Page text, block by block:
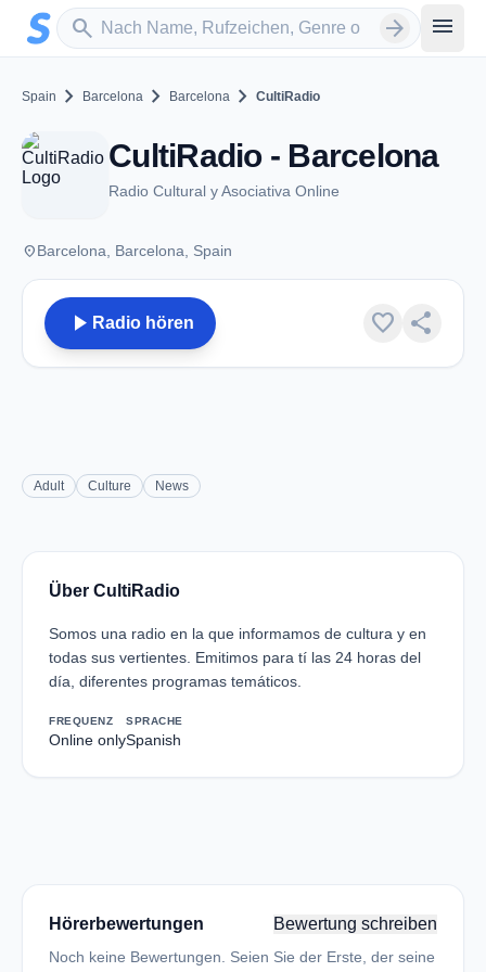
Zum Hauptinhalt springen
search
Sender suchen arrow_forward menu
Spain chevron_right Barcelona chevron_right Barcelona chevron_right CultiRadio
CultiRadio - Barcelona
Radio Cultural y Asociativa Online
placeBarcelona, Barcelona, Spain
play_arrow Radio hören favorite share
Adult Culture News
Über CultiRadio
Somos una radio en la que informamos de cultura y en
todas sus vertientes. Emitimos para tí las 24 horas del
día, diferentes programas temáticos.
FREQUENZ
Online only
SPRACHE
Spanish
Hörerbewertungen Bewertung schreiben
Noch keine Bewertungen. Seien Sie der Erste, der seine